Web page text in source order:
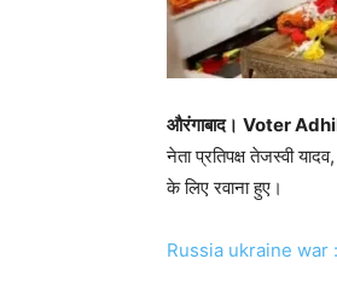
औरंगाबाद। Voter
नेता प्रतिपक्ष तेजस्वी
के लिए रवाना हुए।
Russia ukraine war :